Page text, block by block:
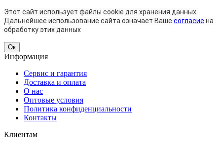
Этот сайт использует файлы cookie для хранения данных.
Дальнейшее использование сайта означает Ваше согласие на
обработку этих данных
Ок
Информация
Сервис и гарантия
Доставка и оплата
О нас
Оптовые условия
Политика конфиденциальности
Контакты
Клиентам